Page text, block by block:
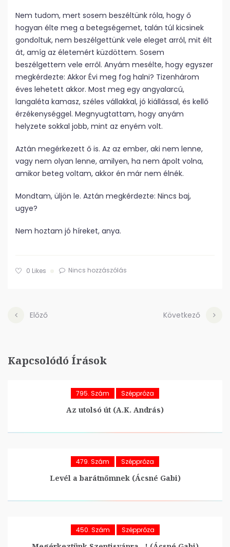
Nem tudom, mert sosem beszéltünk róla, hogy ő
hogyan élte meg a betegségemet, talán túl kicsinek
gondoltuk, nem beszélgettünk vele eleget arról, mit élt
át, amíg az életemért küzdöttem. Sosem
beszélgettem vele erről. Anyám mesélte, hogy egyszer
megkérdezte: Akkor Évi meg fog halni? Tizenhárom
éves lehetett akkor. Most meg egy angyalarcú,
langaléta kamasz, széles vállakkal, jó kiállással, és kellő
érzékenységgel. Megnyugtattam, hogy anyám
helyzete sokkal jobb, mint az enyém volt.
Aztán megérkezett ő is. Az az ember, aki nem lenne,
vagy nem olyan lenne, amilyen, ha nem ápolt volna,
amikor beteg voltam, akkor én már nem élnék.
Mondtam, üljön le. Aztán megkérdezte: Nincs baj,
ugye?
Nem hoztam jó híreket, anya.
0 Likes Nincs hozzászólás
Előző Következő
Kapcsolódó Írások
795. Szám Széppróza
Az utolsó út (A.K. András)
479. Szám Széppróza
Levél a barátnőmnek (Ácsné Gabi)
450. Szám Széppróza